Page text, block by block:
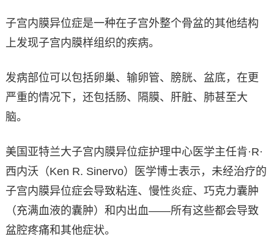
子宫内膜异位症是一种在子宫外整个骨盆的其他结构
上发现子宫内膜样组织的疾病。
发病部位可以包括卵巢、输卵管、膀胱、盆底，在更
严重的情况下，还包括肠、隔膜、肝脏、肺甚至大
脑。
美国亚特兰大子宫内膜异位症护理中心医学主任肯·R·
西内沃（Ken R. Sinervo）医学博士表示，未经治疗的
子宫内膜异位症会导致粘连、慢性炎症、巧克力囊肿
（充满血液的囊肿）和内出血——所有这些都会导致
盆腔疼痛和其他症状。